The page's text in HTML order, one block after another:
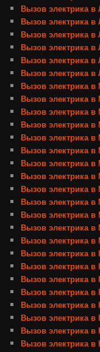
Вызов электрика в
Вызов электрика в
Вызов электрика в
Вызов электрика в
Вызов электрика
Вызов электрика
Вызов электрика
Вызов электрика
Вызов электрика в
Вызов электрика
Вызов электрика в
Вызов электрика в
Вызов электрика в
Вызов электрика
Вызов электрика
Вызов электрика
Вызов электрика
Вызов электрика
Вызов электрика в
Вызов электрика в
Вызов электрика в
Вызов электрика в
Вызов электрика
Вызов электрика в
Вызов электрика
Вызов электрика в
Вызов электрика в